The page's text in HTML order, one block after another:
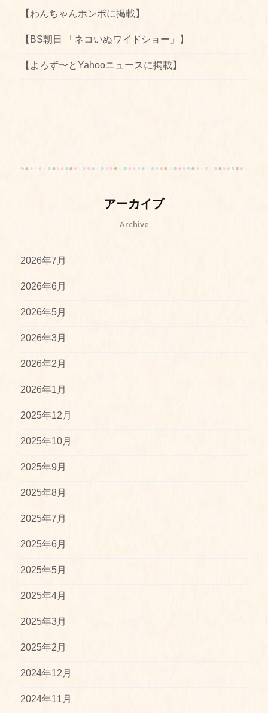
【わんちゃんホンポに掲載】
【BS朝日 「ネコいぬワイドショー」】
【よろず〜とYahooニュースに掲載】
アーカイブ
Archive
2026年7月
2026年6月
2026年5月
2026年3月
2026年2月
2026年1月
2025年12月
2025年10月
2025年9月
2025年8月
2025年7月
2025年6月
2025年5月
2025年4月
2025年3月
2025年2月
2024年12月
2024年11月